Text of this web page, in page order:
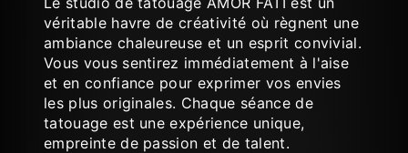
véritable havre de créativité où règnent une
ambiance chaleureuse et un esprit convivial.
Vous vous sentirez immédiatement à l'aise
et en confiance pour exprimer vos envies
les plus originales. Chaque séance de
tatouage est une expérience unique,
empreinte de passion et de talent.